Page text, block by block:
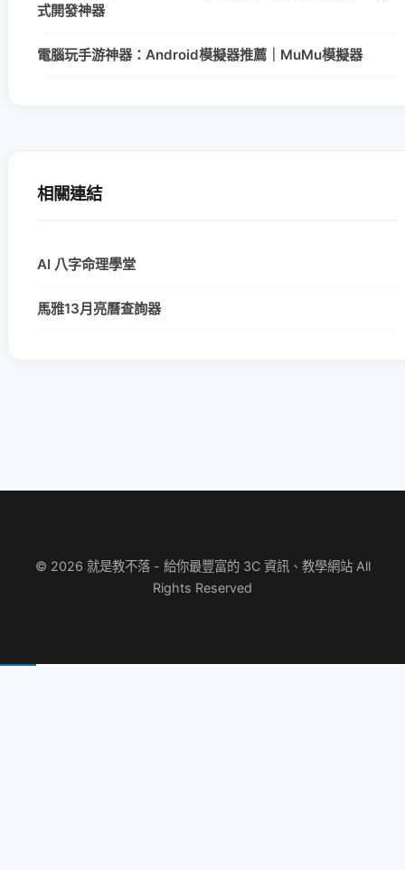
式開發神器
電腦玩手游神器：Android模擬器推薦｜MuMu模擬器
相關連結
AI 八字命理學堂
馬雅13月亮曆查詢器
© 2026 就是教不落 - 給你最豐富的 3C 資訊、教學網站 All
Rights Reserved